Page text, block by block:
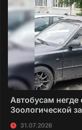
Автобусам негде
Зоологической
31.07.2026